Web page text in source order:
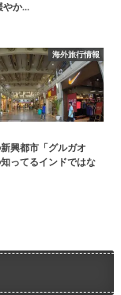
やか…
海外旅行情報
興都市「グルガオ
ってるインドではな